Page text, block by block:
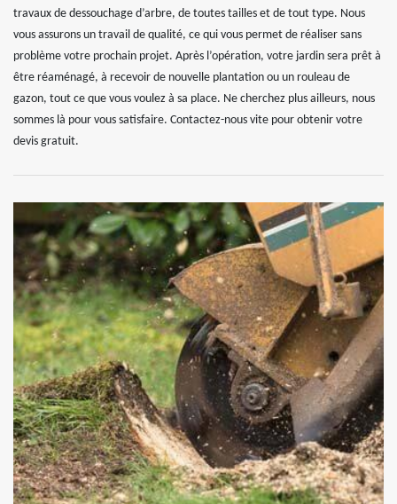
travaux de dessouchage d’arbre, de toutes tailles et de tout type. Nous
vous assurons un travail de qualité, ce qui vous permet de réaliser sans
problème votre prochain projet. Après l’opération, votre jardin sera prêt à
être réaménagé, à recevoir de nouvelle plantation ou un rouleau de
gazon, tout ce que vous voulez à sa place. Ne cherchez plus ailleurs, nous
sommes là pour vous satisfaire. Contactez-nous vite pour obtenir votre
devis gratuit.